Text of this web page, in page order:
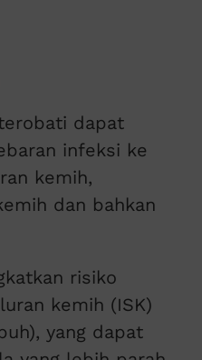
dapat
infeksi ke
kemih,
dan bahkan
risiko
kemih (ISK)
yang dapat